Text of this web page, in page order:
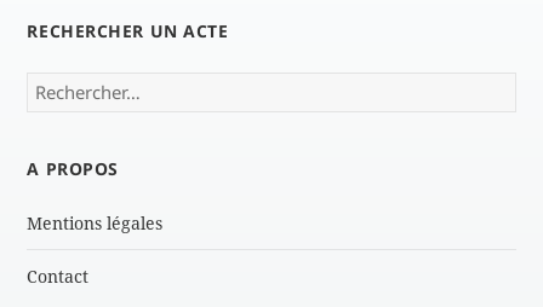
RECHERCHER UN ACTE
Rechercher :
A PROPOS
Mentions légales
Contact